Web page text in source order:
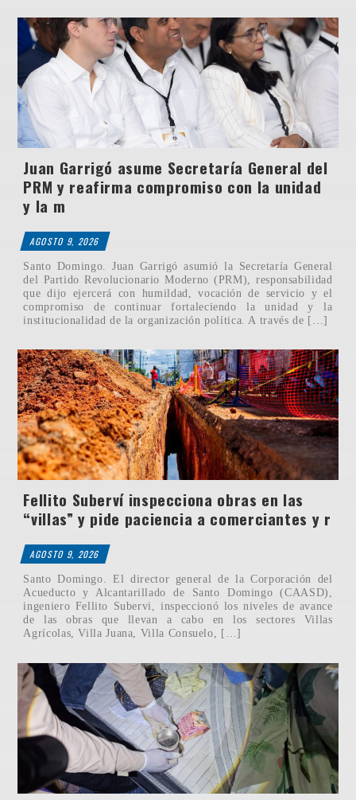
Juan Garrigó asume Secretaría General del
PRM y reafirma compromiso con la unidad
y la m
AGOSTO 9, 2026
Santo Domingo. Juan Garrigó asumió la Secretaría General
del Partido Revolucionario Moderno (PRM), responsabilidad
que dijo ejercerá con humildad, vocación de servicio y el
compromiso de continuar fortaleciendo la unidad y la
institucionalidad de la organización política. A través de […]
Fellito Suberví inspecciona obras en las
“villas” y pide paciencia a comerciantes y r
AGOSTO 9, 2026
Santo Domingo. El director general de la Corporación del
Acueducto y Alcantarillado de Santo Domingo (CAASD),
ingeniero Fellito Subervi, inspeccionó los niveles de avance
de las obras que llevan a cabo en los sectores Villas
Agrícolas, Villa Juana, Villa Consuelo, […]